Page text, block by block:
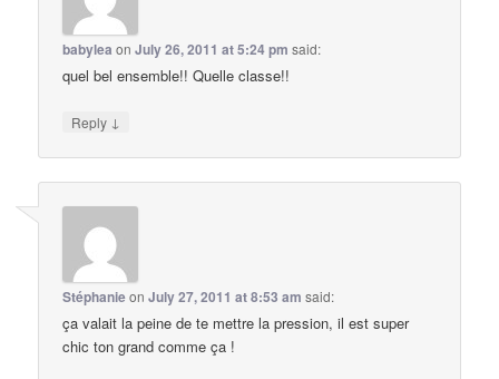
babylea onJuly 26, 2011 at 5:24 pm said:
quel bel ensemble!! Quelle classe!!
Reply ↓
StéphanieonJuly 27, 2011 at 8:53 am said:
ça valait la peine de te mettre la pression, il est super
chic ton grand comme ça !